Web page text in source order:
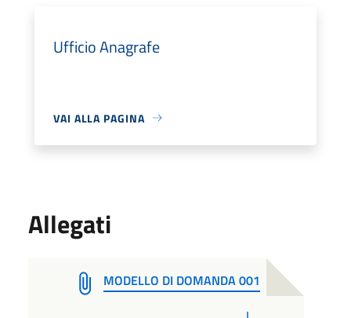
Ufficio Anagrafe
VAI ALLA PAGINA
Allegati
MODELLO DI DOMANDA 001